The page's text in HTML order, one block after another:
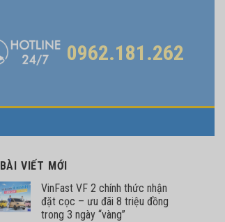
0962.181.262
BÀI VIẾT MỚI
VinFast VF 2 chính thức nhận
đặt cọc – ưu đãi 8 triệu đồng
trong 3 ngày “vàng”